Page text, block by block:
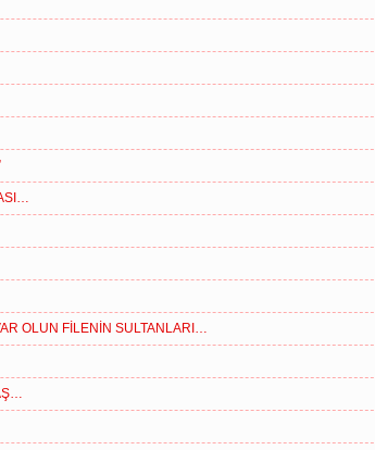
OLUN FİLENİN SULTANLARI…